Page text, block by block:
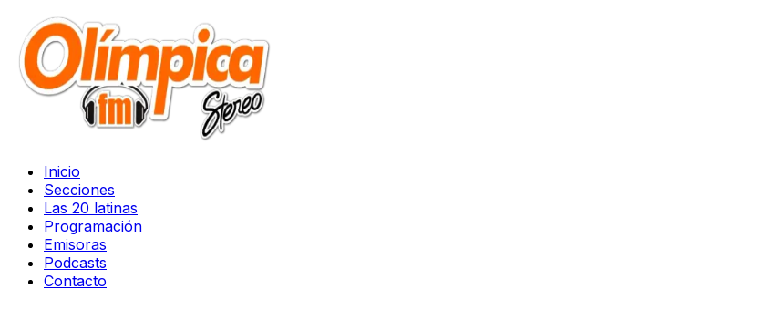
Inicio
Secciones
Las 20 latinas
Programación
Emisoras
Podcasts
Contacto